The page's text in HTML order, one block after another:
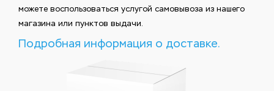
можете воспользоваться услугой самовывоза из нашего
магазина или пунктов выдачи.
Подробная информация о доставке.